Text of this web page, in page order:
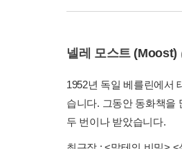
넬레 모스트(Moost)
1952년 독일 베를린에서
습니다. 그동안 동화책을
두 번이나 받았습니다.